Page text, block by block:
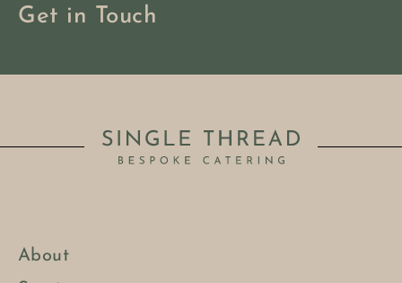
Get in Touch
About